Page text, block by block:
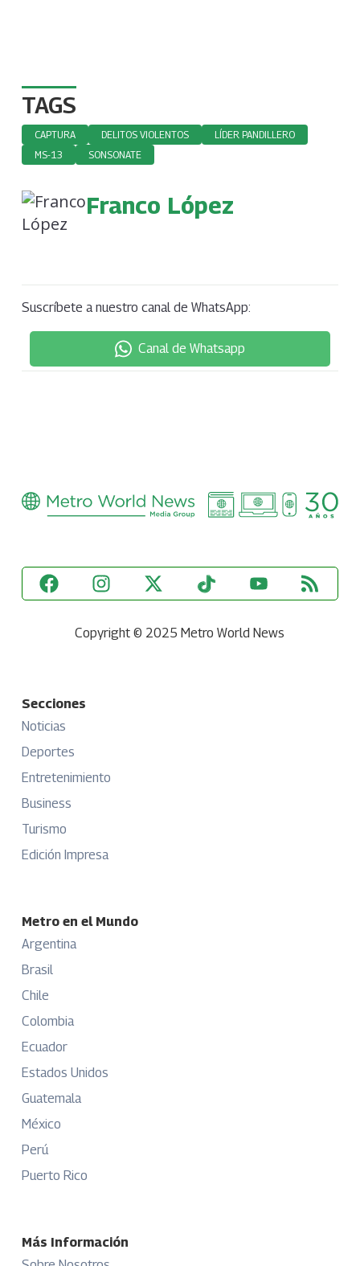
TAGS
CAPTURA DELITOS VIOLENTOS
LÍDER PANDILLERO
MS-13
SONSONATE
Franco López
Suscríbete a nuestro canal de WhatsApp:
Canal de Whatsapp
Copyright © 2025 Metro World News
Secciones
Noticias
Deportes
Entretenimiento
Business
Turismo
Edición Impresa
Metro en el Mundo
Argentina
Brasil
Chile
Colombia
Ecuador
Estados Unidos
Guatemala
México
Perú
Puerto Rico
Más Información